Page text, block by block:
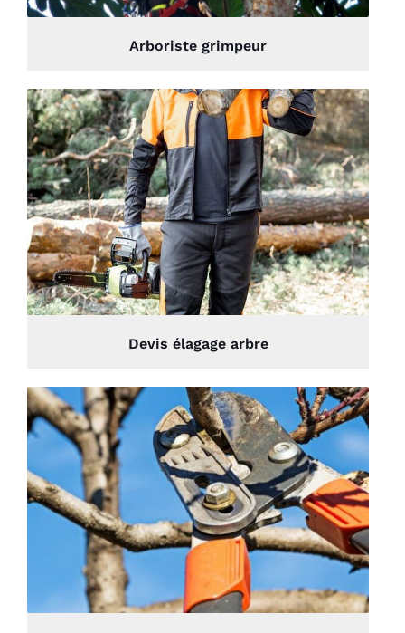
Arboriste grimpeur
Devis élagage arbre